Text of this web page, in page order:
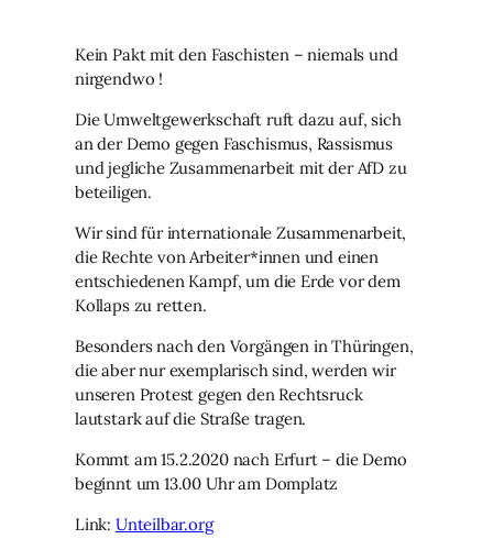
Kein Pakt mit den Faschisten – niemals und
nirgendwo !
Die Umweltgewerkschaft ruft dazu auf, sich
an der Demo gegen Faschismus, Rassismus
und jegliche Zusammenarbeit mit der AfD zu
beteiligen.
Wir sind für internationale Zusammenarbeit,
die Rechte von Arbeiter*innen und einen
entschiedenen Kampf, um die Erde vor dem
Kollaps zu retten.
Besonders nach den Vorgängen in Thüringen,
die aber nur exemplarisch sind, werden wir
unseren Protest gegen den Rechtsruck
lautstark auf die Straße tragen.
Kommt am 15.2.2020 nach Erfurt – die Demo
beginnt um 13.00 Uhr am Domplatz
Link: Unteilbar.org